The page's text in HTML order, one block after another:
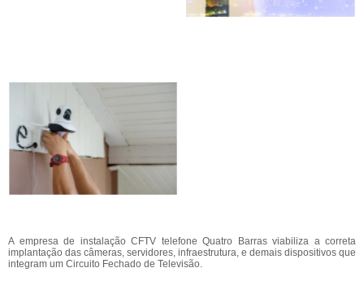
A empresa de instalação CFTV telefone Quatro Barras viabiliza a correta
implantação das câmeras, servidores, infraestrutura, e demais dispositivos que
integram um Circuito Fechado de Televisão.